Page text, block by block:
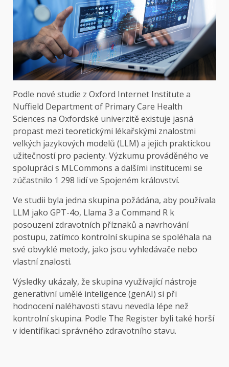
Podle nové studie z Oxford Internet Institute a
Nuffield Department of Primary Care Health
Sciences na Oxfordské univerzitě existuje jasná
propast mezi teoretickými lékařskými znalostmi
velkých jazykových modelů (LLM) a jejich praktickou
užitečností pro pacienty. Výzkumu prováděného ve
spolupráci s MLCommons a dalšími institucemi se
zúčastnilo 1 298 lidí ve Spojeném království.
Ve studii byla jedna skupina požádána, aby používala
LLM jako GPT-4o, Llama 3 a Command R k
posouzení zdravotních příznaků a navrhování
postupu, zatímco kontrolní skupina se spoléhala na
své obvyklé metody, jako jsou vyhledávače nebo
vlastní znalosti.
Výsledky ukázaly, že skupina využívající nástroje
generativní umělé inteligence (genAI) si při
hodnocení naléhavosti stavu nevedla lépe než
kontrolní skupina. Podle The Register byli také horší
v identifikaci správného zdravotního stavu.